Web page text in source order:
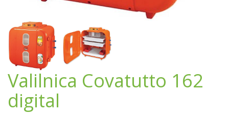
Valilnica Covatutto 162
digital